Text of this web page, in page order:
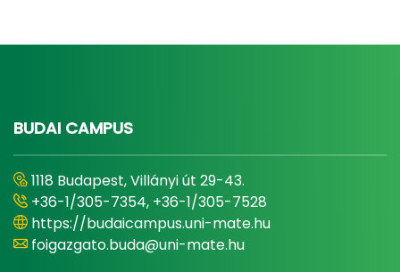
BUDAI CAMPUS
1118 Budapest, Villányi út 29-43.
+36-1/305-7354, +36-1/305-7528
https://budaicampus.uni-mate.hu
foigazgato.buda@uni-mate.hu